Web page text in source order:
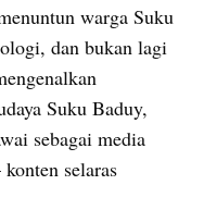
warga Suku
dan bukan lagi
Suku Baduy,
sebagai media
selaras